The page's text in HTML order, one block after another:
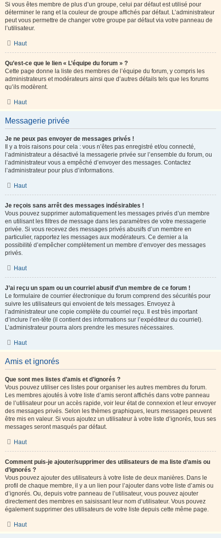
Si vous êtes membre de plus d’un groupe, celui par défaut est utilisé pour
déterminer le rang et la couleur de groupe affichés par défaut. L’administrateur
peut vous permettre de changer votre groupe par défaut via votre panneau de
l’utilisateur.
Haut
Qu’est-ce que le lien « L’équipe du forum » ?
Cette page donne la liste des membres de l’équipe du forum, y compris les
administrateurs et modérateurs ainsi que d’autres détails tels que les forums
qu’ils modèrent.
Haut
Messagerie privée
Je ne peux pas envoyer de messages privés !
Il y a trois raisons pour cela : vous n’êtes pas enregistré et/ou connecté,
l’administrateur a désactivé la messagerie privée sur l’ensemble du forum, ou
l’administrateur vous a empêché d’envoyer des messages. Contactez
l’administrateur pour plus d’informations.
Haut
Je reçois sans arrêt des messages indésirables !
Vous pouvez supprimer automatiquement les messages privés d’un membre
en utilisant les filtres de message dans les paramètres de votre messagerie
privée. Si vous recevez des messages privés abusifs d’un membre en
particulier, rapportez les messages aux modérateurs. Ce dernier a la
possibilité d’empêcher complètement un membre d’envoyer des messages
privés.
Haut
J’ai reçu un spam ou un courriel abusif d’un membre de ce forum !
Le formulaire de courrier électronique du forum comprend des sécurités pour
suivre les utilisateurs qui envoient de tels messages. Envoyez à
l’administrateur une copie complète du courriel reçu. Il est très important
d’inclure l’en-tête (il contient des informations sur l’expéditeur du courriel).
L’administrateur pourra alors prendre les mesures nécessaires.
Haut
Amis et ignorés
Que sont mes listes d’amis et d’ignorés ?
Vous pouvez utiliser ces listes pour organiser les autres membres du forum.
Les membres ajoutés à votre liste d’amis seront affichés dans votre panneau
de l’utilisateur pour un accès rapide, voir leur état de connexion et leur envoyer
des messages privés. Selon les thèmes graphiques, leurs messages peuvent
être mis en valeur. Si vous ajoutez un utilisateur à votre liste d’ignorés, tous ses
messages seront masqués par défaut.
Haut
Comment puis-je ajouter/supprimer des utilisateurs de ma liste d’amis ou
d’ignorés ?
Vous pouvez ajouter des utilisateurs à votre liste de deux manières. Dans le
profil de chaque membre, il y a un lien pour l’ajouter dans votre liste d’amis ou
d’ignorés. Ou, depuis votre panneau de l’utilisateur, vous pouvez ajouter
directement des membres en saisissant leur nom d’utilisateur. Vous pouvez
également supprimer des utilisateurs de votre liste depuis cette même page.
Haut